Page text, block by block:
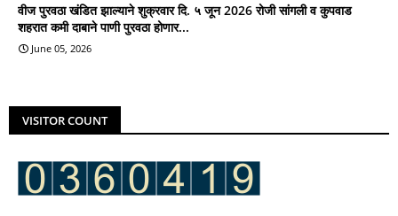
वीज पुरवठा खंडित झाल्याने शुक्रवार दि. ५ जून 2026 रोजी सांगली व कुपवाड
शहरात कमी दाबाने पाणी पुरवठा होणार...
June 05, 2026
VISITOR COUNT